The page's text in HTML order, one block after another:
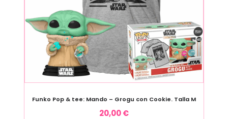
Funko Pop & tee: Mando – Grogu con Cookie. Talla M
20,00€